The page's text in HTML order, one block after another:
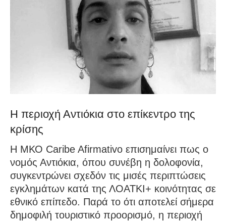
Η περιοχή Αντιόκια στο επίκεντρο της
κρίσης
Η ΜΚΟ Caribe Afirmativo επισημαίνει πως ο
νομός Αντιόκια, όπου συνέβη η δολοφονία,
συγκεντρώνει σχεδόν τις μισές περιπτώσεις
εγκλημάτων κατά της ΛΟΑΤΚΙ+ κοινότητας σε
εθνικό επίπεδο. Παρά το ότι αποτελεί σήμερα
δημοφιλή τουριστικό προορισμό, η περιοχή